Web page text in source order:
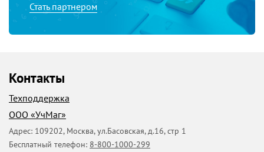
Стать партнером
Контакты
Техподдержка
ООО «УчМаг»
Адрес: 109202, Москва,ул.Басовская, д.16, стр 1
Бесплатный телефон: 8-800-1000-299